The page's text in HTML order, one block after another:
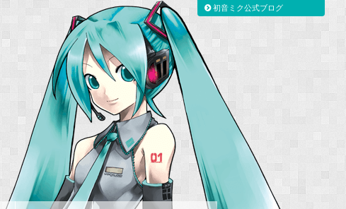
初音ミク公式ブログ